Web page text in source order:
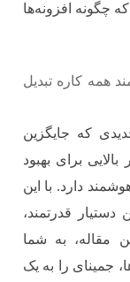
چگونه افزونه‌ها
همه کاره تبدیل
که جایگزین
برای بهبود
دارد. با این
دستیار قدرتمند،
مقاله، به شما
جمینای را به یک